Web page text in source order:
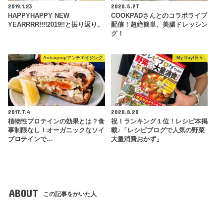
2019.1.23
HAPPYHAPPY NEW
YEARRRR!!!!2019!!と振り返り。
2020.5.27
COOKPADさんとのコラボライブ
配信！超絶簡単、美腸ドレッシン
グ！
Antiaging/アンチエイジング
2017.7.4
植物性プロテインの効果とは？食
事制限なし！オーガニックなソイ
プロテインで…
My Day/日々
2020.8.20
祝！ランキング１位！レシピ本掲
載♪「レシピブログで人気の野菜
大量消費おかず」
ABOUT この記事をかいた人